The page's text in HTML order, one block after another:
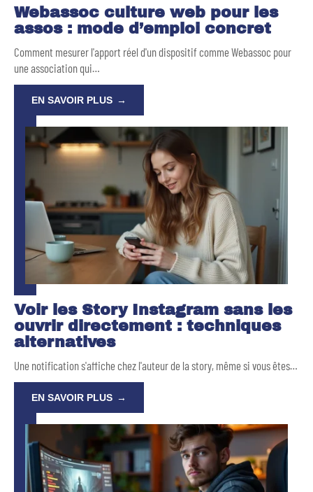
Webassoc culture web pour les
assos : mode d’emploi concret
Comment mesurer l'apport réel d'un dispositif comme Webassoc pour
une association qui…
EN SAVOIR PLUS
Voir les Story Instagram sans les
ouvrir directement : techniques
alternatives
Une notification s'affiche chez l'auteur de la story, même si vous êtes…
EN SAVOIR PLUS